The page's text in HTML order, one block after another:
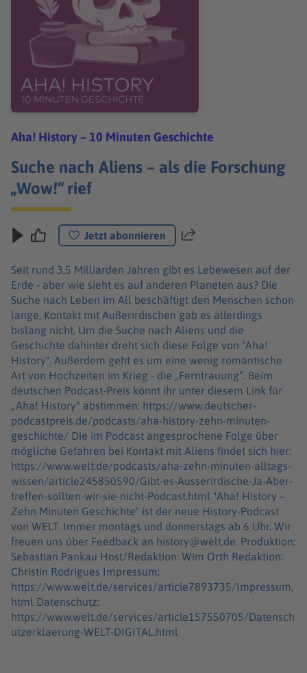
Aha! History – 10 Minuten Geschichte
Suche nach Aliens – als die Forschung
„Wow!“ rief
Jetzt abonnieren Teilen
Seit rund 3,5 Milliarden Jahren gibt es Lebewesen auf der
Erde - aber wie sieht es auf anderen Planeten aus? Die
Suche nach Leben im All beschäftigt den Menschen schon
lange, Kontakt mit Außerirdischen gab es allerdings
bislang nicht. Um die Suche nach Aliens und die
Geschichte dahinter dreht sich diese Folge von "Aha!
History". Außerdem geht es um eine wenig romantische
Art von Hochzeiten im Krieg - die „Ferntrauung“. Beim
deutschen Podcast-Preis könnt ihr unter diesem Link für
„Aha! History“ abstimmen: https://www.deutscher-
podcastpreis.de/podcasts/aha-history-zehn-minuten-
geschichte/ Die im Podcast angesprochene Folge über
mögliche Gefahren bei Kontakt mit Aliens findet sich hier:
https://www.welt.de/podcasts/aha-zehn-minuten-alltags-
wissen/article245850590/Gibt-es-Ausserirdische-Ja-Aber-
treffen-sollten-wir-sie-nicht-Podcast.html "Aha! History –
Zehn Minuten Geschichte" ist der neue History-Podcast
von WELT. Immer montags und donnerstags ab 6 Uhr. Wir
freuen uns über Feedback an history@welt.de. Produktion:
Sebastian Pankau Host/Redaktion: Wim Orth Redaktion:
Christin Rodrigues Impressum:
https://www.welt.de/services/article7893735/Impressum.
html Datenschutz:
https://www.welt.de/services/article157550705/Datensch
utzerklaerung-WELT-DIGITAL.html